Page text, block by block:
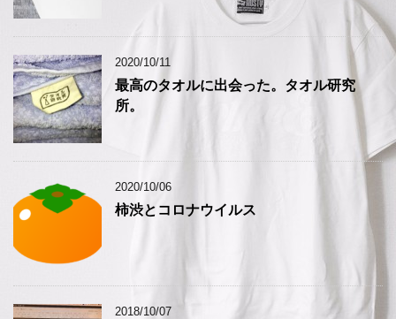
2020/10/11
最高のタオルに出会った。タオル研究
所。
2020/10/06
柿渋とコロナウイルス
2018/10/07